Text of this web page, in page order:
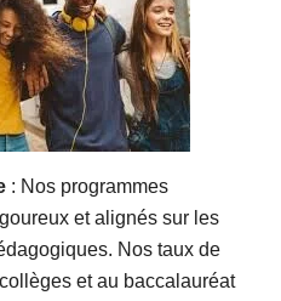
: Nos programmes
et alignés sur les
Nos taux de
et au baccalauréat